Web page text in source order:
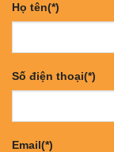
Họ tên(*)
Số điện thoại(*)
Email(*)